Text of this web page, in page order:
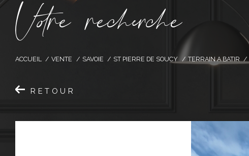
Vore recece
ACCUEIL VENTE SAVOIE ST PIERRE DE SOUCY TERRAIN A BATIR
RETOUR